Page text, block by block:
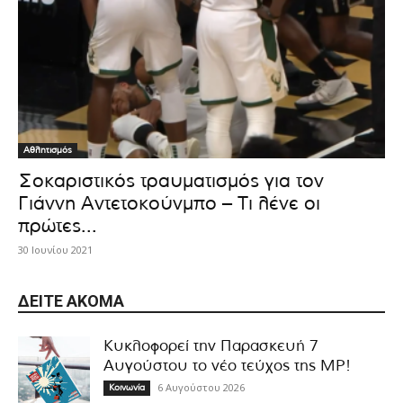
Αθλητισμός
Σοκαριστικός τραυματισμός για τον
Γιάννη Αντετοκούνμπο – Τι λένε οι
πρώτες...
30 Ιουνίου 2021
ΔΕΊΤΕ ΑΚΌΜΑ
Κυκλοφορεί την Παρασκευή 7
Αυγούστου το νέο τεύχος της MP!
Κοινωνία 6 Αυγούστου 2026